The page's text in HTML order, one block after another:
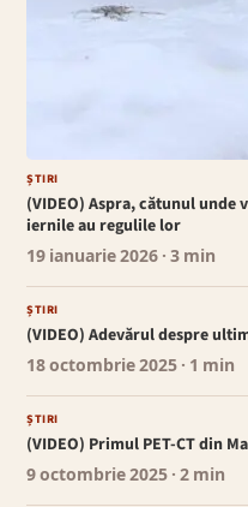
ȘTIRI
(VIDEO) Aspra, cătunul
iernile au regulile lor
19 ianuarie 2026 · 3 min
ȘTIRI
(VIDEO) Adevărul despre
18 octombrie 2025 · 1 min
ȘTIRI
(VIDEO) Primul PET-CT din
9 octombrie 2025 · 2 min